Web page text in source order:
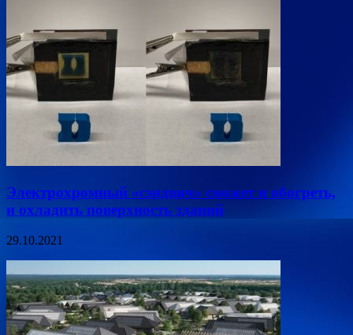
Электрохромный «сэндвич» сможет и обогреть,
и охладить поверхность зданий
29.10.2021